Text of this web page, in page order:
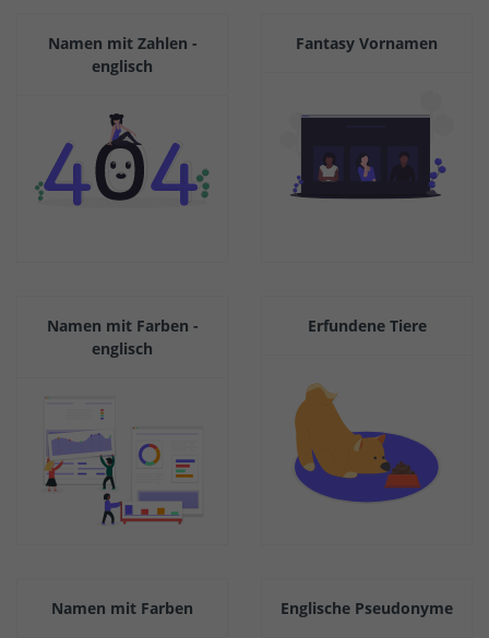
Namen mit Zahlen -
englisch
Fantasy Vornamen
Namen mit Farben -
englisch
Erfundene Tiere
Namen mit Farben Englische Pseudonyme